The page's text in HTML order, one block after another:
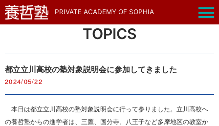
PRIVATE ACADEMY OF SOPHIA
TOPICS
都立立川高校の塾対象説明会に参加してきました
2024/05/22
本日は都立立川高校の塾対象説明会に行って参りました。立川高校へ
の養哲塾からの進学者は、三鷹、国分寺、八王子など多摩地区の教室か